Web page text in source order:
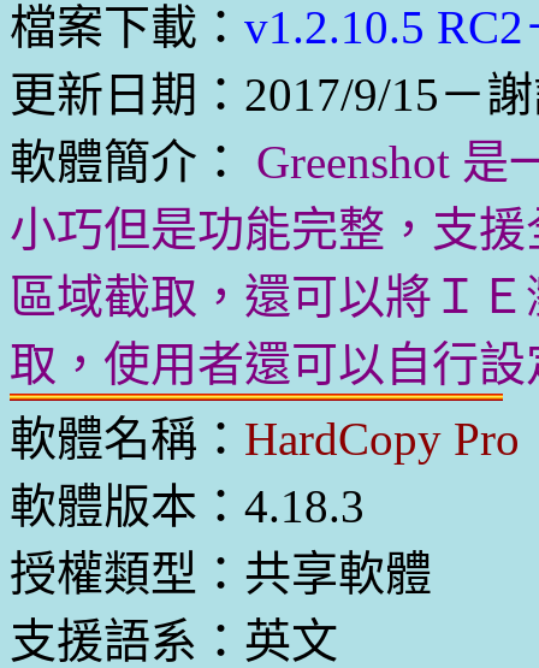
檔案下載： v1.2.10.5
更新日期：2017/9/15－
軟體簡介：
Greenshot
小巧但是功能完整，支
區域截取，還可以將Ｉ
取，使用者還可以自行
軟體名稱： HardCopy Pro
軟體版本：4.18.3
授權類型：共享軟體
支援語系：英文